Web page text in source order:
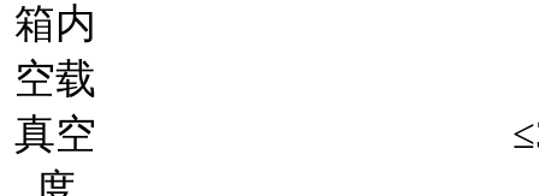
箱内
空载
真空